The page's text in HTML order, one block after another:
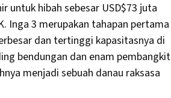
untuk hibah sebesar USD$73 juta
Inga 3 merupakan tahapan pertama
dan tertinggi kapasitasnya di
bendungan dan enam pembangkit
menjadi sebuah danau raksasa